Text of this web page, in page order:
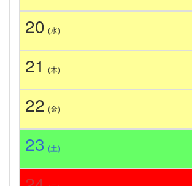
20 (水)
21 (木)
22 (金)
23 (土)